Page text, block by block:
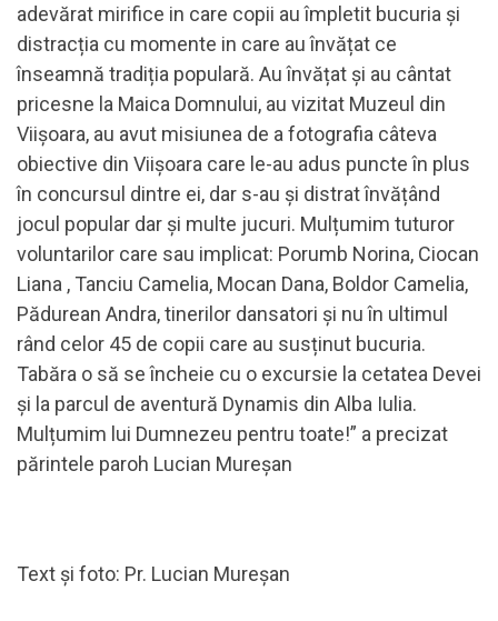
adevărat mirifice in care copii au împletit bucuria și
distracția cu momente in care au învățat ce
înseamnă tradiția populară. Au învățat și au cântat
pricesne la Maica Domnului, au vizitat Muzeul din
Viișoara, au avut misiunea de a fotografia câteva
obiective din Viișoara care le-au adus puncte în plus
în concursul dintre ei, dar s-au și distrat învățând
jocul popular dar și multe jucuri. Mulțumim tuturor
voluntarilor care sau implicat: Porumb Norina, Ciocan
Liana , Tanciu Camelia, Mocan Dana, Boldor Camelia,
Pădurean Andra, tinerilor dansatori și nu în ultimul
rând celor 45 de copii care au susținut bucuria.
Tabăra o să se încheie cu o excursie la cetatea Devei
și la parcul de aventură Dynamis din Alba Iulia.
Mulțumim lui Dumnezeu pentru toate!” a precizat
părintele paroh Lucian Mureșan
Text și foto: Pr. Lucian Mureșan